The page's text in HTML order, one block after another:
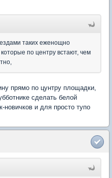
таких еженощно
по центру встают, чем
прямо по цунтру площадки,
сделать белой
новичков и для просто тупо